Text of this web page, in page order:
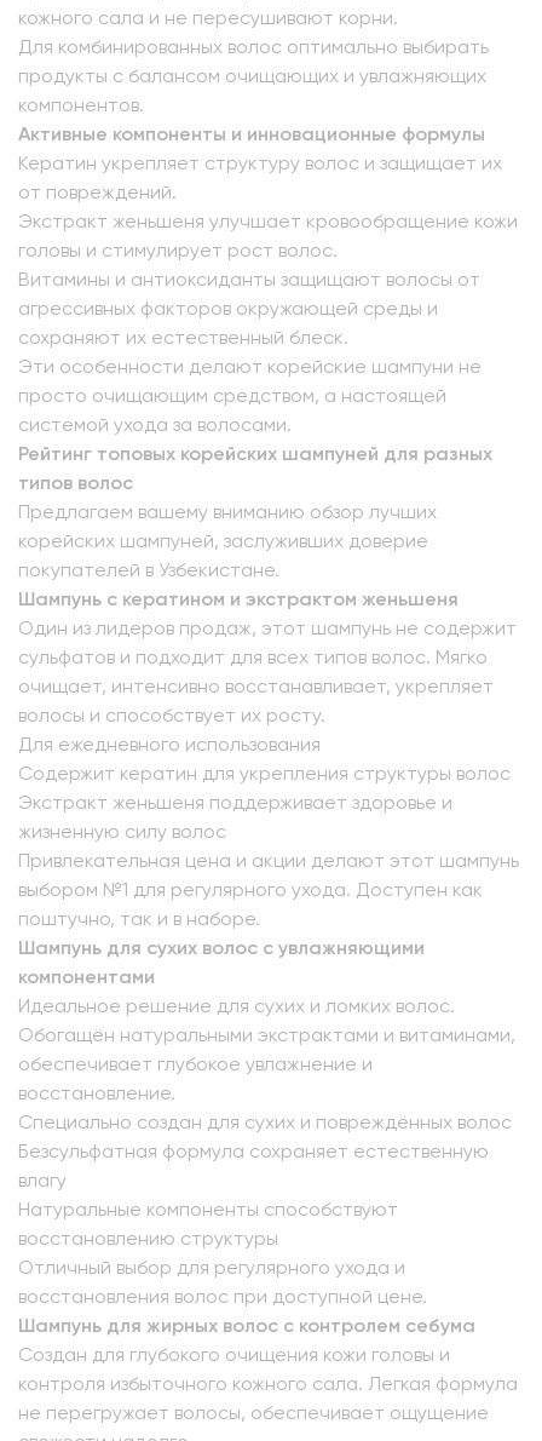
кожного сала и не пересушивают корни.
Для комбинированных волос оптимально выбирать
продукты с балансом очищающих и увлажняющих
компонентов.
Активные компоненты и инновационные формулы
Кератин укрепляет структуру волос и защищает их
от повреждений.
Экстракт женьшеня улучшает кровообращение кожи
головы и стимулирует рост волос.
Витамины и антиоксиданты защищают волосы от
агрессивных факторов окружающей среды и
сохраняют их естественный блеск.
Эти особенности делают корейские шампуни не
просто очищающим средством, а настоящей
системой ухода за волосами.
Рейтинг топовых корейских шампуней для разных
типов волос
Предлагаем вашему вниманию обзор лучших
корейских шампуней, заслуживших доверие
покупателей в Узбекистане.
Шампунь с кератином и экстрактом женьшеня
Один из лидеров продаж, этот шампунь не содержит
сульфатов и подходит для всех типов волос. Мягко
очищает, интенсивно восстанавливает, укрепляет
волосы и способствует их росту.
Для ежедневного использования
Содержит кератин для укрепления структуры волос
Экстракт женьшеня поддерживает здоровье и
жизненную силу волос
Привлекательная цена и акции делают этот шампунь
выбором №1 для регулярного ухода. Доступен как
поштучно, так и в наборе.
Шампунь для сухих волос с увлажняющими
компонентами
Идеальное решение для сухих и ломких волос.
Обогащён натуральными экстрактами и витаминами,
обеспечивает глубокое увлажнение и
восстановление.
Специально создан для сухих и повреждённых волос
Безсульфатная формула сохраняет естественную
влагу
Натуральные компоненты способствуют
восстановлению структуры
Отличный выбор для регулярного ухода и
восстановления волос при доступной цене.
Шампунь для жирных волос с контролем себума
Создан для глубокого очищения кожи головы и
контроля избыточного кожного сала. Легкая формула
не перегружает волосы, обеспечивает ощущение